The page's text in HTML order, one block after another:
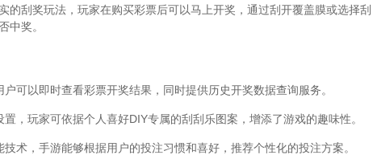
的刮奖玩法，玩家在购买彩票后可以马上开奖，通过刮开覆盖膜或选择刮
中奖。
可以即时查看彩票开奖结果，同时提供历史开奖数据查询服务。
，玩家可依据个人喜好DIY专属的刮刮乐图案，增添了游戏的趣味性。
术，手游能够根据用户的投注习惯和喜好，推荐个性化的投注方案。